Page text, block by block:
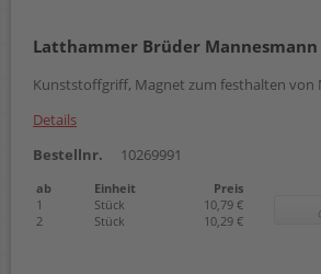
Latthammer Brüder Mannesmann
Kunststoffgriff, Magnet zum festhalten von
Details
Bestellnr.
10269991
ab Einheit
Preis
1
Stück
10,79 €
2
Stück 10,29 €